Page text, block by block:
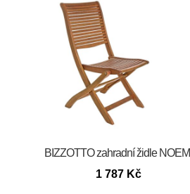
BIZZOTTO zahradní židle NOEMI
1 787 Kč